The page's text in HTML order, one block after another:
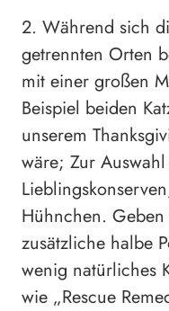
2. Während sich
getrennten Orten
mit einer großen
Beispiel beiden
unserem
wäre; Zur
Hühnchen.
zusätzliche halbe
wenig natürliches
wie „Rescue